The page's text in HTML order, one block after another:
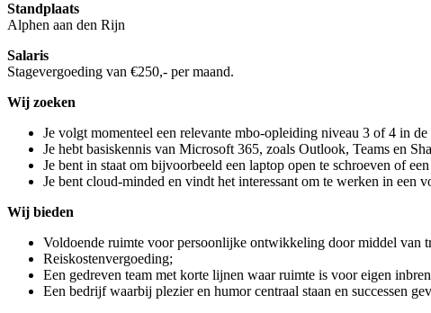
Standplaats
Alphen aan den Rijn
Salaris
Stagevergoeding van €250,- per maand.
Wij zoeken
Je volgt momenteel een relevante mbo-opleiding niveau 3 of 4 in
Je hebt basiskennis van Microsoft 365, zoals Outlook, Teams en
Je bent in staat om bijvoorbeeld een laptop open te schroeven of
Je bent cloud-minded en vindt het interessant om te werken in een
Wij bieden
Voldoende ruimte voor persoonlijke ontwikkeling door middel van
Reiskostenvergoeding;
Een gedreven team met korte lijnen waar ruimte is voor eigen
Een bedrijf waarbij plezier en humor centraal staan en successen